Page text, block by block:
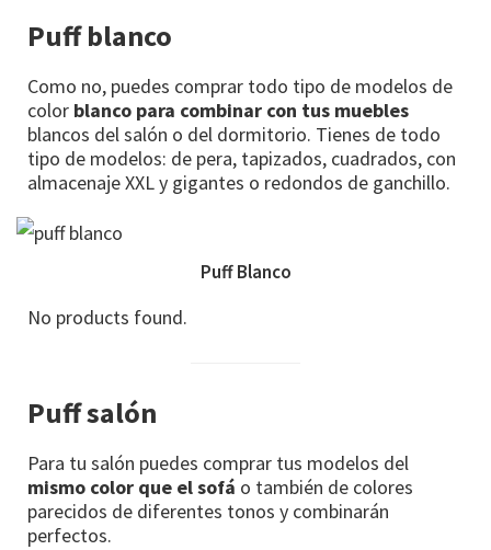
Puff blanco
Como no, puedes comprar todo tipo de modelos de
color blanco para combinar con tus muebles
blancos del salón o del dormitorio. Tienes de todo
tipo de modelos: de pera, tapizados, cuadrados, con
almacenaje XXL y gigantes o redondos de ganchillo.
Puff Blanco
No products found.
Puff salón
Para tu salón puedes comprar tus modelos del
mismo color que el sofá o también de colores
parecidos de diferentes tonos y combinarán
perfectos.